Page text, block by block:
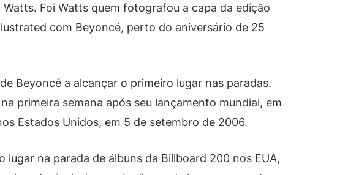
Foi Watts quem fotografou a capa da edição
com Beyoncé, perto do aniversário de 25
Beyoncé a alcançar o primeiro lugar nas paradas.
na primeira semana após seu lançamento mundial, em
Estados Unidos, em 5 de setembro de 2006.
lugar na parada de álbuns da Billboard 200 nos EUA,